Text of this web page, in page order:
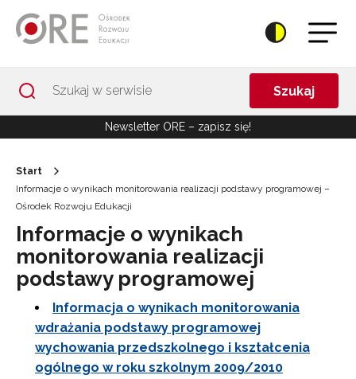
Szukaj
Newsletter ORE – zapisz się!
Start
Informacje o wynikach monitorowania realizacji podstawy programowej –
Ośrodek Rozwoju Edukacji
Informacje o wynikach
monitorowania realizacji
podstawy programowej
Informacja o wynikach monitorowania
wdrażania podstawy programowej
wychowania przedszkolnego i kształcenia
ogólnego w roku szkolnym 2009/2010